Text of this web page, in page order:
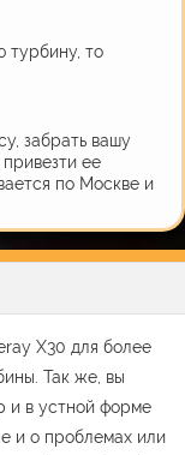
турбину, то
забрать вашу
ее
по Москве и
X30 для более
Так же, вы
и в устной форме
и о проблемах или